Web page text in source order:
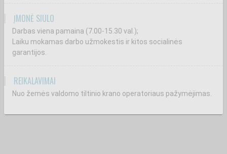
ĮMONĖ SIŪLO
Darbas viena pamaina (7.00-15.30 val.);
Laiku mokamas darbo užmokestis ir kitos socialinės
garantijos.
REIKALAVIMAI
Nuo žemės valdomo tiltinio krano operatoriaus pažymėjimas.